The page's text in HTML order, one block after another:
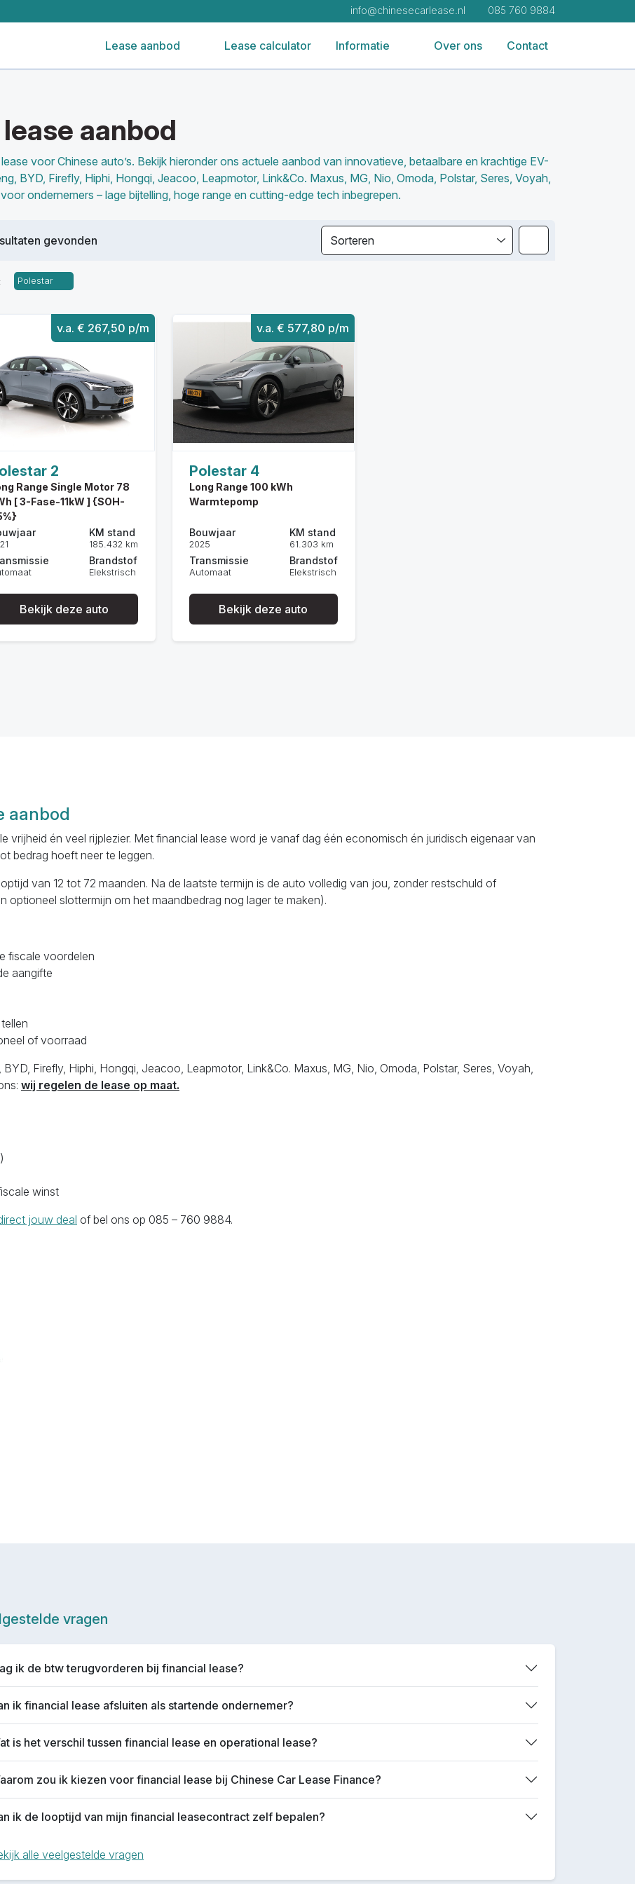
info@chinesecarlease.nl 085 760 9884
Lease aanbod Lease calculator Informatie Over ons Contact
aanbod
voor Chinese auto’s. Bekijk hieronder ons actuele aanbod van innovatieve, betaalbare en krachtige EV-
BYD, Firefly, Hiphi, Hongqi, Jeacoo, Leapmotor, Link&Co. Maxus, MG, Nio, Omoda, Polstar, Seres, Voyah,
ondernemers – lage bijtelling, hoge range en cutting-edge tech inbegrepen.
gevonden Sorteren
Polestar
v.a. € 267,50 p/m
2
Range Single Motor 78
[ 3-Fase-11kW ] {SOH-
KM stand
185.432 km
Brandstof
Elekstrisch
Bekijk deze auto
v.a. € 577,80 p/m
Polestar 4
Long Range 100 kWh
Warmtepomp
Bouwjaar
2025
Transmissie
Automaat
KM stand
61.303 km
Brandstof
Elekstrisch
Bekijk deze auto
aanbod
vrijheid én veel rijplezier. Met financial lease word je vanaf dag één economisch én juridisch eigenaar van
bedrag hoeft neer te leggen.
van 12 tot 72 maanden. Na de laatste termijn is de auto volledig van jou, zonder restschuld of
slottermijn om het maandbedrag nog lager te maken).
fiscale voordelen
aangifte
of voorraad
Firefly, Hiphi, Hongqi, Jeacoo, Leapmotor, Link&Co. Maxus, MG, Nio, Omoda, Polstar, Seres, Voyah,
wij regelen de lease op maat.
winst
jouw deal of bel ons op 085 – 760 9884.
vragen
ik de btw terugvorderen bij financial lease?
ik financial lease afsluiten als startende ondernemer?
is het verschil tussen financial lease en operational lease?
zou ik kiezen voor financial lease bij Chinese Car Lease Finance?
ik de looptijd van mijn financial leasecontract zelf bepalen?
alle veelgestelde vragen